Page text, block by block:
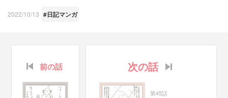
2022/10/13 #日記マンガ
前の話 次の話
第45話